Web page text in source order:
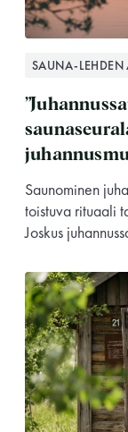
SAUNA-LEHDEN
Saunominen
toistuva rituaali
Joskus